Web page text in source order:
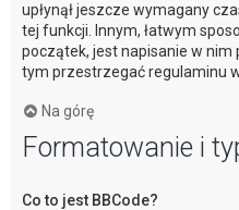
upłynął jeszcze wymagany
tej funkcji. Innym, łatwym
początek, jest napisanie w nim
tym przestrzegać regulaminu
Na górę
Formatowanie i
Co to jest BBCode?